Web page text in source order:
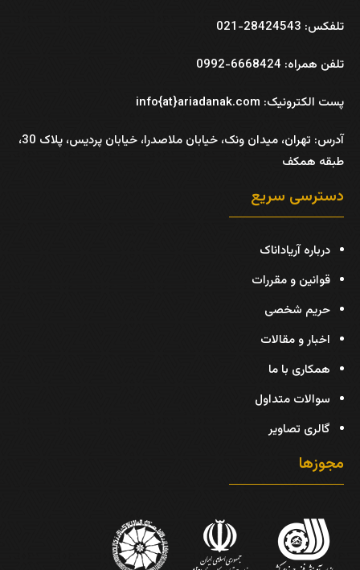
تلفکس: 28424543-021
تلفن همراه: 6668424-0992
پست الکترونیک: info{at}ariadanak.com
آدرس:
تهران، میدان ونک، خیابان ملاصدرا، خیابان پردیس، پلاک 30،
طبقه همکف
دسترسی سریع
درباره آریاداناک
قوانین و مقررات
حریم شخصی
اخبار و مقالات
همکاری با ما
سوالات متداول
گالری تصاویر
مجوزها